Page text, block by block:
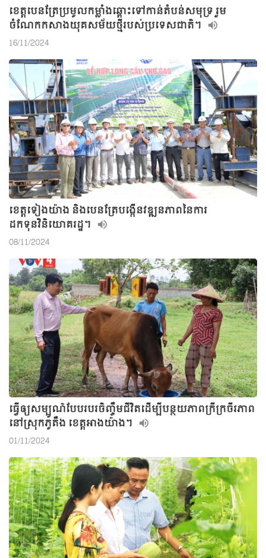
ខេត្តបេនត្រែប្រមូលកម្លាំងឆ្ពោះទៅកាន់តំបន់សមុទ្រ រួម
ចំណែកកសាងយុគសម័យថ្មីរបស់ប្រទេសជាតិ។
16/11/2024
ខេត្តទៀងយ៉ាង និងបេនត្រែបង្កើនវឌ្ឍនភាពនៃការ
ដកទុនវិនិយោគរដ្ឋ។
08/11/2024
ធ្វើឲ្យសម្បូណ៌បែបរបរចិញ្ចឹមជីវិតដើម្បីបន្ថយភាពក្រីក្រចីរភាព
នៅស្រុកភូតឹង ខេត្តអាងយ៉ាង។
01/11/2024